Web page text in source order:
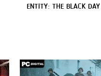
ENTITY: THE BLACK DAY